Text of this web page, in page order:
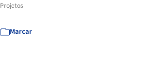
Projetos
Marcar